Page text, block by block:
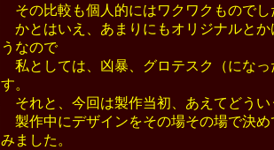
その比較も個人的にはワクワクものでし
かとはいえ、あまりにもオリジナルと
うなので
私としては、凶暴、グロテスク（にな
す。
それと、今回は製作当初、あえてどう
製作中にデザインをその場その場で決
みました。